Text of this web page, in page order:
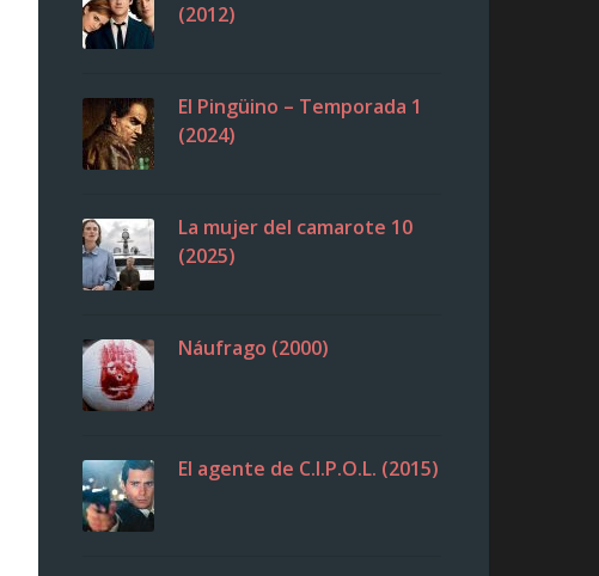
(2012)
El Pingüino – Temporada 1
(2024)
La mujer del camarote 10
(2025)
Náufrago (2000)
El agente de C.I.P.O.L. (2015)